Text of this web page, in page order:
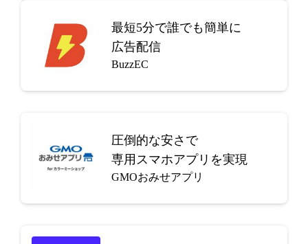
最短5分で誰でも簡単に
広告配信
BuzzEC
圧倒的な安さで
専用スマホアプリを実現
GMOおみせアプリ